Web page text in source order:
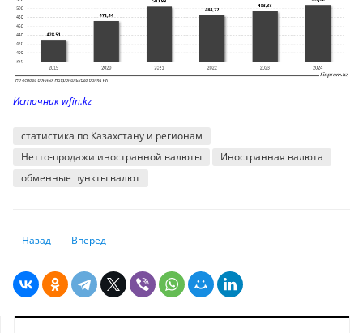
Источник wfin.kz
статистика по Казахстану и регионам
Нетто-продажи иностранной валюты
Иностранная валюта
обменные пункты валют
Предыдущий: Численность удалённых работников в Казахстане
Назад Следующий: Закредитованность населения: миф или
Вперед